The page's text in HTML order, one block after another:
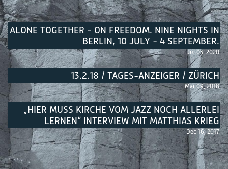
ALONE TOGETHER - ON FREEDOM. NINE NIGHTS IN
BERLIN, 10 JULY - 4 SEPTEMBER.
Jul 03, 2020
13.2.18 / TAGES-ANZEIGER / ZÜRICH
Mar 09, 2018
„HIER MUSS KIRCHE VOM JAZZ NOCH ALLERLEI
LERNEN“ INTERVIEW MIT MATTHIAS KRIEG
Dec 16, 2017